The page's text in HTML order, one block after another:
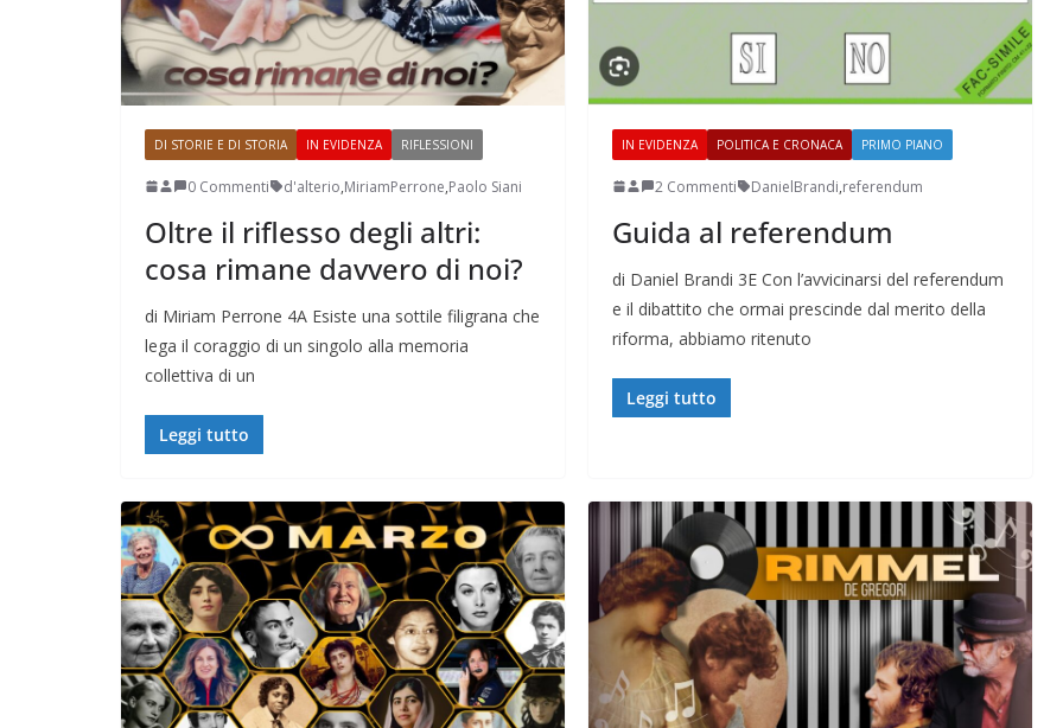
DI STORIE E DI STORIA IN EVIDENZA RIFLESSIONI
0 Commenti d'alterio,MiriamPerrone,Paolo Siani
Oltre il riflesso degli altri:
cosa rimane davvero di noi?
di Miriam Perrone 4A Esiste una sottile filigrana che
lega il coraggio di un singolo alla memoria
collettiva di un
Leggi tutto
IN EVIDENZA POLITICA E CRONACA PRIMO PIANO
2 Commenti DanielBrandi,referendum
Guida al referendum
di Daniel Brandi 3E Con l’avvicinarsi del referendum
e il dibattito che ormai prescinde dal merito della
riforma, abbiamo ritenuto
Leggi tutto